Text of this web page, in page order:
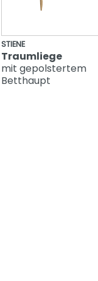
STIENE
Traumliege
mit gepolstertem
Betthaupt